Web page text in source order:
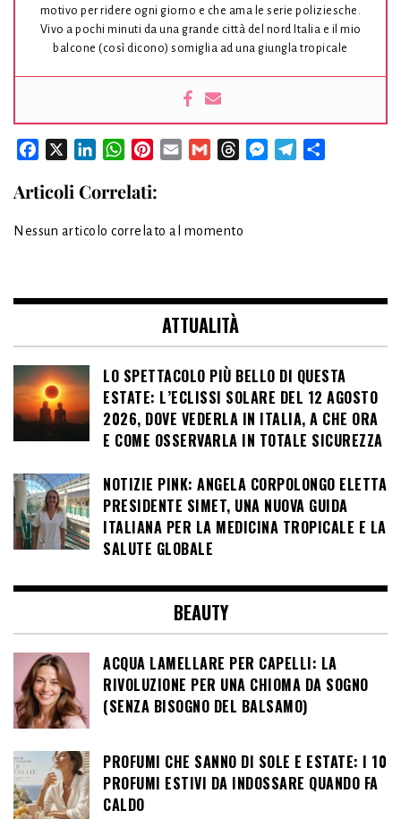
motivo per ridere ogni giorno e che ama le serie poliziesche.
Vivo a pochi minuti da una grande città del nord Italia e il mio
balcone (così dicono) somiglia ad una giungla tropicale
Facebook LinkedInWhatsAppPinterest
Email Gmail ThreadsMessenger
Telegram
Articoli Correlati:
Nessun articolo correlato al momento
ATTUALITÀ
LO SPETTACOLO PIÙ BELLO DI QUESTA
ESTATE: L’ECLISSI SOLARE DEL 12 AGOSTO
2026, DOVE VEDERLA IN ITALIA, A CHE ORA
E COME OSSERVARLA IN TOTALE SICUREZZA
NOTIZIE PINK: ANGELA CORPOLONGO ELETTA
PRESIDENTE SIMET, UNA NUOVA GUIDA
ITALIANA PER LA MEDICINA TROPICALE E LA
SALUTE GLOBALE
BEAUTY
ACQUA LAMELLARE PER CAPELLI: LA
RIVOLUZIONE PER UNA CHIOMA DA SOGNO
(SENZA BISOGNO DEL BALSAMO)
PROFUMI CHE SANNO DI SOLE E ESTATE: I 10
PROFUMI ESTIVI DA INDOSSARE QUANDO FA
CALDO